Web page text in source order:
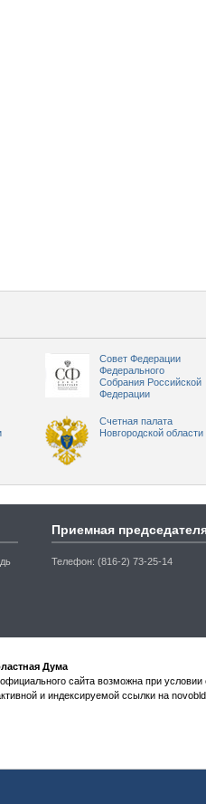
Совет Федерации
Федерального
Собрания Российской
Федерации
Счетная палата
Новгородской области
Приемная
Телефон: (816-2) 73-25-14
Дума
сайта возможна при
и индексируемой ссылки на